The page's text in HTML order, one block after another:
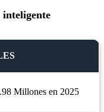
Millones en 2025